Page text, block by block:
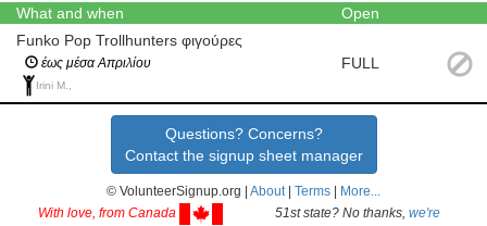
What and when
Open
Funko Pop Trollhunters φιγούρες
έως μέσα Απριλίου
Irini M.,
FULL
Questions? Concerns?
Contact the signup sheet manager
© VolunteerSignup.org | About| Terms
More...
With love, from Canada
51st state? No thanks, we're